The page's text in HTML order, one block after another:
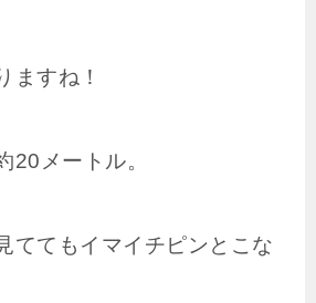
ますね！
20メートル。
ててもイマイチピンとこな